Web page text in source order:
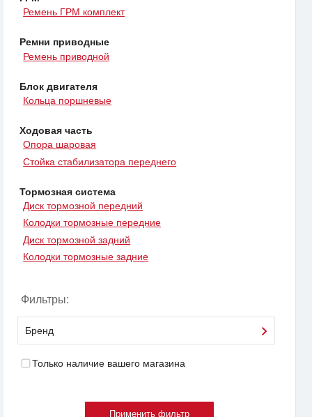
Ремень ГРМ комплект
Ремни приводные
Ремень приводной
Блок двигателя
Кольца поршневые
Ходовая часть
Опора шаровая
Стойка стабилизатора переднего
Тормозная система
Диск тормозной передний
Колодки тормозные передние
Диск тормозной задний
Колодки тормозные задние
Фильтры:
Бренд
Только наличие вашего магазина